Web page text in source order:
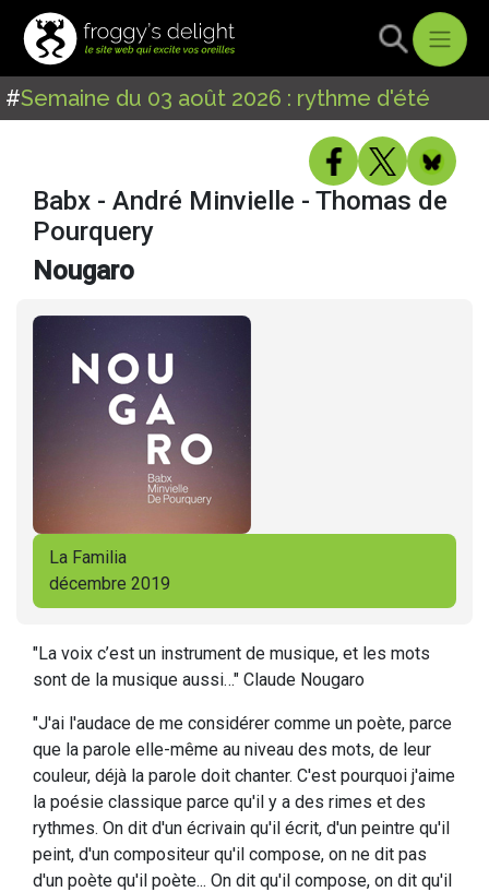
#Semaine du 03 août 2026 : rythme d'été
Babx - André Minvielle - Thomas de
Pourquery
Nougaro
La Familia
décembre 2019
"La voix c’est un instrument de musique, et les mots
sont de la musique aussi…" Claude Nougaro
"J'ai l'audace de me considérer comme un poète, parce
que la parole elle-même au niveau des mots, de leur
couleur, déjà la parole doit chanter. C'est pourquoi j'aime
la poésie classique parce qu'il y a des rimes et des
rythmes. On dit d'un écrivain qu'il écrit, d'un peintre qu'il
peint, d'un compositeur qu'il compose, on ne dit pas
d'un poète qu'il poète... On dit qu'il compose, on dit qu'il